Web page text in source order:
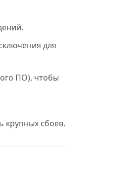
для
ПО), чтобы
крупных сбоев.